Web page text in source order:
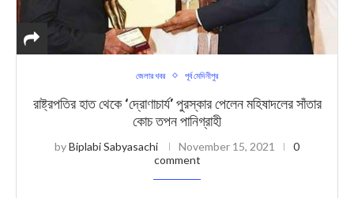
জেলার খবর পূর্ব মেদিনীপুর
রাষ্ট্রপতির হাত থেকে ‘দ্রোণাচার্য’ পুরস্কার পেলেন মহিষাদলের সাঁতার
কোচ তপন পানিগ্রাহী
byBiplabi Sabyasachi November 15, 2021
0
comment